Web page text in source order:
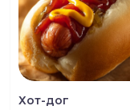
Хот-дог